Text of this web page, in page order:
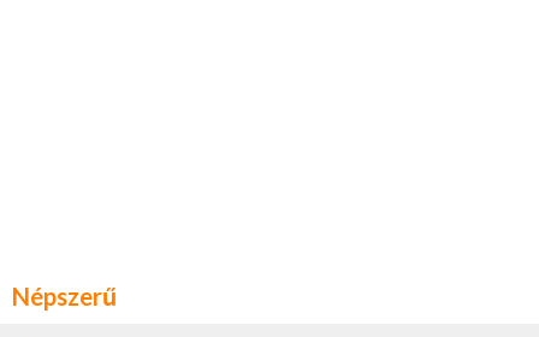
Népszerű